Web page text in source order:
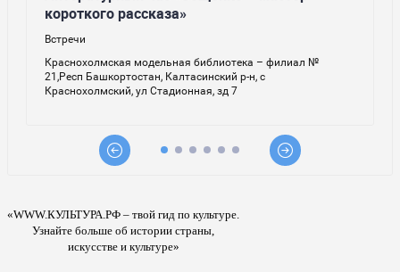
«WWW.КУЛЬТУРА.РФ – твой гид по культуре.
Узнайте больше об истории страны,
искусстве и культуре»